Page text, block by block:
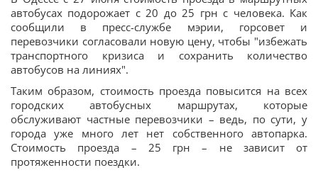
автобусах подорожает с 20 до 25 грн с человека. Как
сообщили в пресс-службе мэрии, горсовет и
перевозчики согласовали новую цену, чтобы "избежать
транспортного кризиса и сохранить количество
автобусов на линиях".
Таким образом, стоимость проезда повысится на всех
городских автобусных маршрутах, которые
обслуживают частные перевозчики – ведь, по сути, у
города уже много лет нет собственного автопарка.
Стоимость проезда – 25 грн – не зависит от
протяженности поездки.